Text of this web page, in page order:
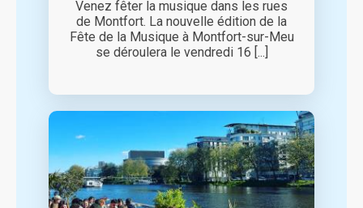
Venez fêter la musique dans les rues
de Montfort. La nouvelle édition de la
Fête de la Musique à Montfort-sur-Meu
se déroulera le vendredi 16 [...]